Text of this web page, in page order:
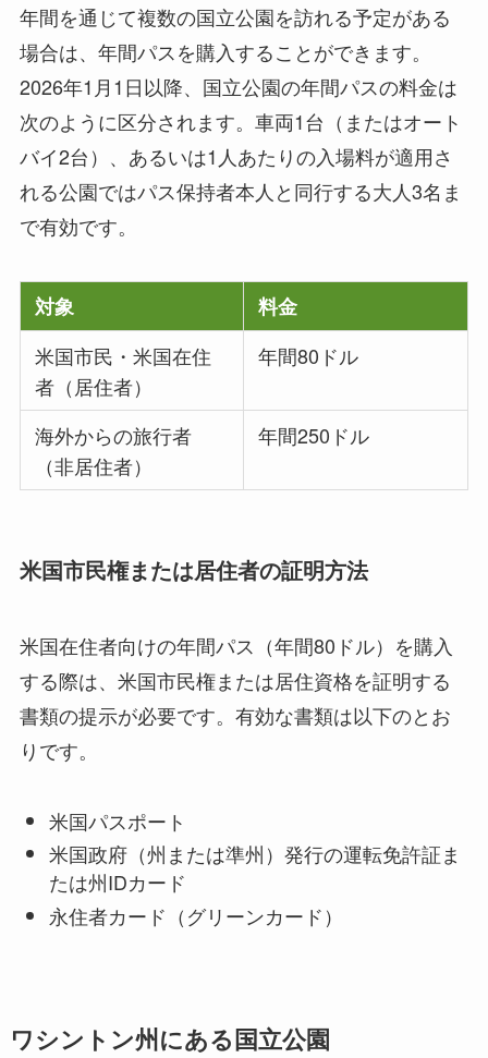
年間を通じて複数の国立公園を訪れる予定がある
場合は、年間パスを購入することができます。
2026年1月1日以降、国立公園の年間パスの料金は
次のように区分されます。車両1台（またはオート
バイ2台）、あるいは1人あたりの入場料が適用さ
れる公園ではパス保持者本人と同行する大人3名ま
で有効です。
対象
料金
米国市民・米国在住
者（居住者）
年間80ドル
海外からの旅行者
（非居住者）
年間250ドル
米国市民権または居住者の証明方法
米国在住者向けの年間パス（年間80ドル）を購入
する際は、米国市民権または居住資格を証明する
書類の提示が必要です。有効な書類は以下のとお
りです。
米国パスポート
米国政府（州または準州）発行の運転免許証ま
たは州IDカード
永住者カード（グリーンカード）
ワシントン州にある国立公園